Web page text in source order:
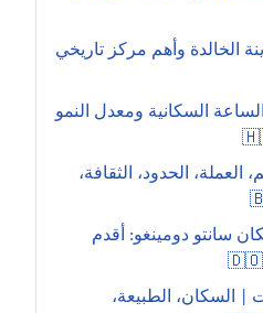
الخالدة وأهم مركز تاريخي
هايتي 2026 – الساعة السكانية ومعدل النمو
العملة، الحدود، الثقافة،
سانتو دومينغو: أقدم
| السكان، الطبيعة،